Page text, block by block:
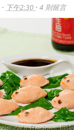
· 下午2:30 ·4 則留言